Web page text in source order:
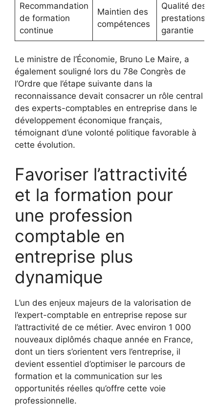
Recommandation
de formation
continue
Maintien des
compétences
Qualité des
prestations
garantie
Le ministre de l’Économie, Bruno Le Maire, a
également souligné lors du 78e Congrès de
l’Ordre que l’étape suivante dans la
reconnaissance devait consacrer un rôle central
des experts-comptables en entreprise dans le
développement économique français,
témoignant d’une volonté politique favorable à
cette évolution.
Favoriser l’attractivité
et la formation pour
une profession
comptable en
entreprise plus
dynamique
L’un des enjeux majeurs de la valorisation de
l’expert-comptable en entreprise repose sur
l’attractivité de ce métier. Avec environ 1 000
nouveaux diplômés chaque année en France,
dont un tiers s’orientent vers l’entreprise, il
devient essentiel d’optimiser le parcours de
formation et la communication sur les
opportunités réelles qu’offre cette voie
professionnelle.